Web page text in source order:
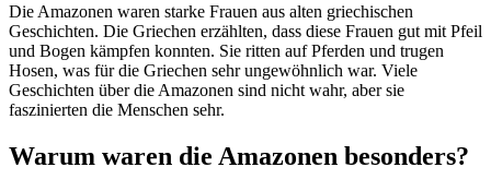
Die Amazonen waren starke Frauen aus alten griechischen
Geschichten. Die Griechen erzählten, dass diese Frauen gut mit Pfeil
und Bogen kämpfen konnten. Sie ritten auf Pferden und trugen
Hosen, was für die Griechen sehr ungewöhnlich war. Viele
Geschichten über die Amazonen sind nicht wahr, aber sie
faszinierten die Menschen sehr.
Warum waren die Amazonen besonders?